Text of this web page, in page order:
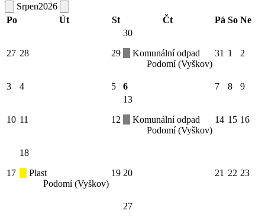
Srpen2026
Po
Út St Čt Pá So Ne
27 28 29
30
Komunální odpad
Podomí (Vyškov)
31 1 2
3 4 5 6 7 8 9
10 11 12
13
Komunální odpad
Podomí (Vyškov)
14 15 16
17
18
Plast
Podomí (Vyškov)
19 20 21 22 23
27